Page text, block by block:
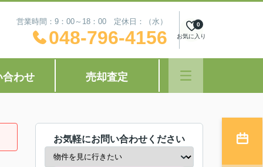
営業時間：9：00～18：00 定休日：（水）
048-796-4156 お気に入り
0
合わせ 売却査定
お気軽にお問い合わせください